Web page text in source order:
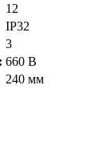
12
IP32
3
660 В
240 мм